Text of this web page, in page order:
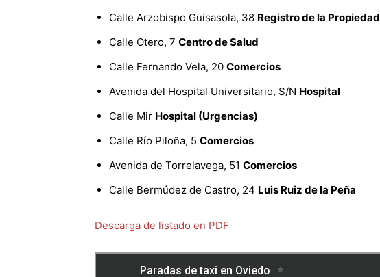
Calle Arzobispo Guisasola, 38 Registro de la Propiedad
Calle Otero, 7 Centro de Salud
Calle Fernando Vela, 20 Comercios
Avenida del Hospital Universitario, S/N Hospital
Calle Mir Hospital (Urgencias)
Calle Río Piloña, 5 Comercios
Avenida de Torrelavega, 51 Comercios
Calle Bermúdez de Castro, 24 Luis Ruiz de la Peña
Descarga de listado en PDF